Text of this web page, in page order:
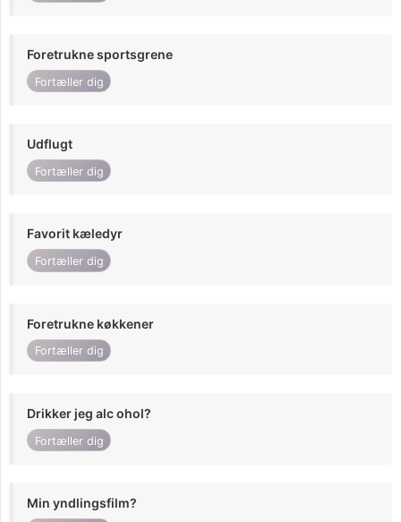
Foretrukne sportsgrene
Fortæller dig
Udflugt
Fortæller dig
Favorit kæledyr
Fortæller dig
Foretrukne køkkener
Fortæller dig
Drikker jeg alc ohol?
Fortæller dig
Min yndlingsfilm?